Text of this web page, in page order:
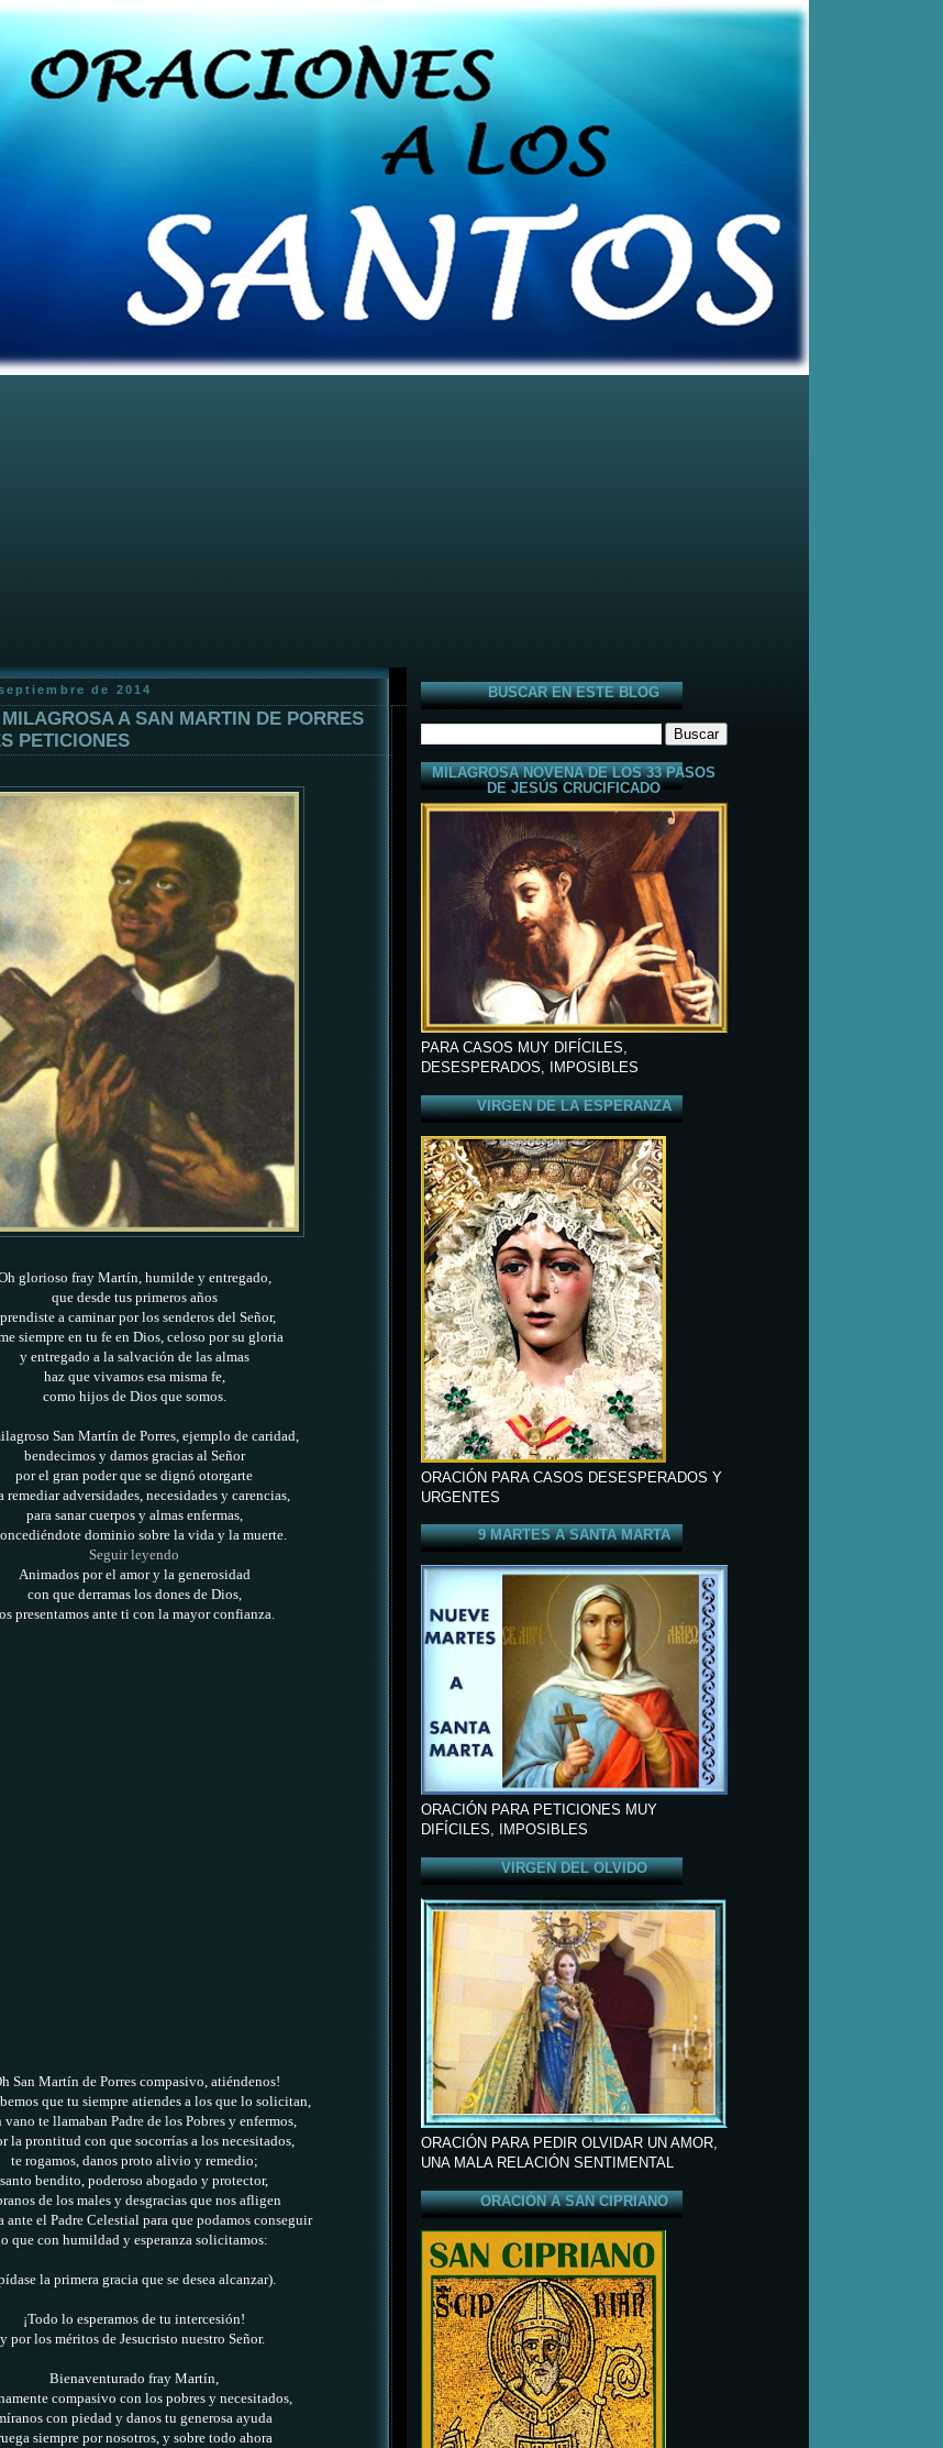
de 2014
A SAN MARTIN DE PORRES
PETICIONES
glorioso fray Martín, humilde y entregado,
que desde tus primeros años
a caminar por los senderos del Señor,
siempre en tu fe en Dios, celoso por su gloria
y entregado a la salvación de las almas
haz que vivamos esa misma fe,
como hijos de Dios que somos.
San Martín de Porres, ejemplo de caridad,
bendecimos y damos gracias al Señor
por el gran poder que se dignó otorgarte
remediar adversidades, necesidades y carencias,
para sanar cuerpos y almas enfermas,
dominio sobre la vida y la muerte.
Seguir leyendo
Animados por el amor y la generosidad
con que derramas los dones de Dios,
presentamos ante ti con la mayor confianza.
San Martín de Porres compasivo, atiéndenos!
que tu siempre atiendes a los que lo solicitan,
vano te llamaban Padre de los Pobres y enfermos,
la prontitud con que socorrías a los necesitados,
te rogamos, danos proto alivio y remedio;
santo bendito, poderoso abogado y protector,
de los males y desgracias que nos afligen
ante el Padre Celestial para que podamos conseguir
que con humildad y esperanza solicitamos:
la primera gracia que se desea alcanzar).
¡Todo lo esperamos de tu intercesión!
y por los méritos de Jesucristo nuestro Señor.
Bienaventurado fray Martín,
compasivo con los pobres y necesitados,
con piedad y danos tu generosa ayuda
siempre por nosotros, y sobre todo ahora
BUSCAR EN ESTE BLOG
MILAGROSA NOVENA DE LOS 33 PASOS
DE JESÚS CRUCIFICADO
PARA CASOS MUY DIFÍCILES,
DESESPERADOS, IMPOSIBLES
VIRGEN DE LA ESPERANZA
ORACIÓN PARA CASOS DESESPERADOS Y
URGENTES
9 MARTES A SANTA MARTA
ORACIÓN PARA PETICIONES MUY
DIFÍCILES, IMPOSIBLES
VIRGEN DEL OLVIDO
ORACIÓN PARA PEDIR OLVIDAR UN AMOR,
UNA MALA RELACIÓN SENTIMENTAL
ORACIÓN A SAN CIPRIANO